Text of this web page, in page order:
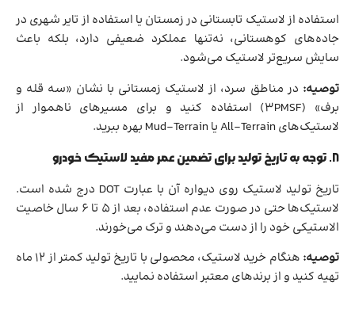
استفاده از لاستیک تابستانی در زمستان یا استفاده از تایر شهری در
جاده‌های کوهستانی، نه‌تنها عملکرد ضعیفی دارد، بلکه باعث
سایش سریع‌تر لاستیک می‌شود.
توصیه: در مناطق سرد، از لاستیک زمستانی با نشان «سه قله و
برف» (3PMSF) استفاده کنید و برای مسیرهای ناهموار از
لاستیک‌های All-Terrain یا Mud-Terrain بهره ببرید.
۸. توجه به تاریخ تولید برای تضمین عمر مفید لاستیک خودرو
تاریخ تولید لاستیک روی دیواره آن با عبارت DOT درج شده است.
لاستیک‌ها حتی در صورت عدم استفاده، بعد از ۵ تا ۶ سال خاصیت
الاستیکی خود را از دست می‌دهند و ترک می‌خورند.
توصیه:
هنگام خرید لاستیک، محصولی با تاریخ تولید کمتر از ۱۲ ماه
تهیه کنید و از برندهای معتبر استفاده نمایید.